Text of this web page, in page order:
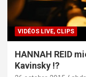
VIDÉOS LIVE, CLIPS
HANNAH REID
Kavinsky !?